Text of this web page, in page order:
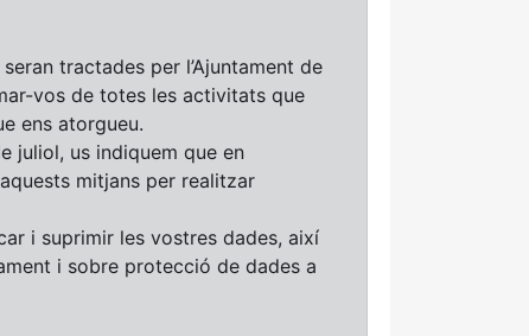
tractades per l’Ajuntament de
vos de totes les activitats que
ens atorgueu.
juliol, us indiquem que en
mitjans per realitzar
i suprimir les vostres dades, així
i sobre protecció de dades a